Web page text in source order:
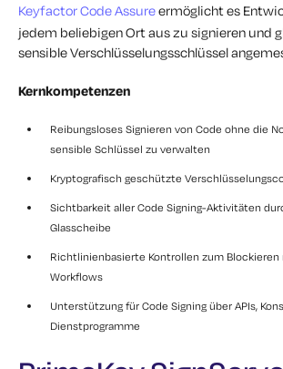
Keyfactor Code Assureermöglicht es
jedem beliebigen Ort aus zu signieren und
sensible Verschlüsselungsschlüssel
Kernkompetenzen
Reibungsloses Signieren von Code ohne die
sensible Schlüssel zu verwalten
Kryptografisch geschützte
Sichtbarkeit aller Code Signing-Aktivitäten
Glasscheibe
Richtlinienbasierte Kontrollen zum
Workflows
Unterstützung für Code Signing über APIs,
Dienstprogramme